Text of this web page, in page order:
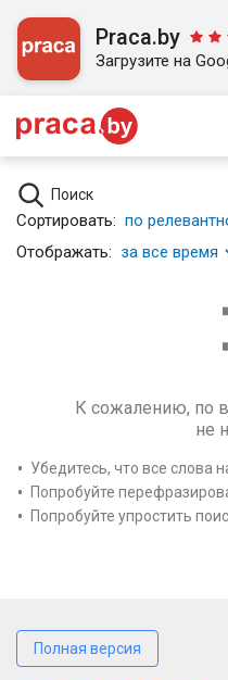
Praca.by
Загрузите на
Поиск
Сортировать: по
Отображать: за все время
К сожалению, по
не
Убедитесь, что все слова
Попробуйте
Попробуйте упростить
Полная версия